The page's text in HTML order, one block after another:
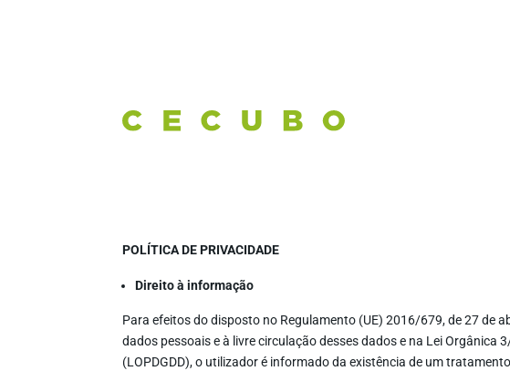
POLÍTICA DE PRIVACIDADE
Direito à informação
Para efeitos do disposto no Regulamento (UE) 2016/679, de 27 de
dados pessoais e à livre circulação desses dados e na Lei
(LOPDGDD), o utilizador é informado da existência de um